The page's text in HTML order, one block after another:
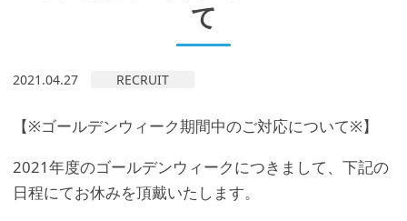
て
2021.04.27 RECRUIT
【※ゴールデンウィーク期間中のご対応について※】
2021年度のゴールデンウィークにつきまして、下記の
日程にてお休みを頂戴いたします。